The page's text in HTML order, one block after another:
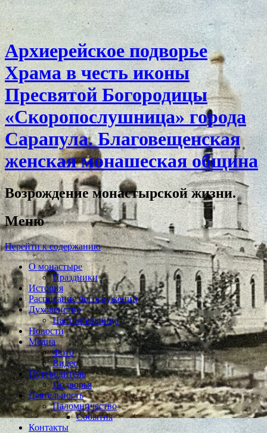
Архиерейское подворье
Храма в честь иконы
Пресвятой Богородицы
«Скоропослушница» города
Сарапула. Благовещенская
женская монашеская община
Возрождение монастырской жизни.
Меню
Перейти к содержанию
О монастыре
Праздники
История
Расписание богослужений
Духовенство
Настоятельница
Новости
Медиа
Фото
Видео
Путеводитель
Подворья
Деятельность
Паломничество
События
Контакты